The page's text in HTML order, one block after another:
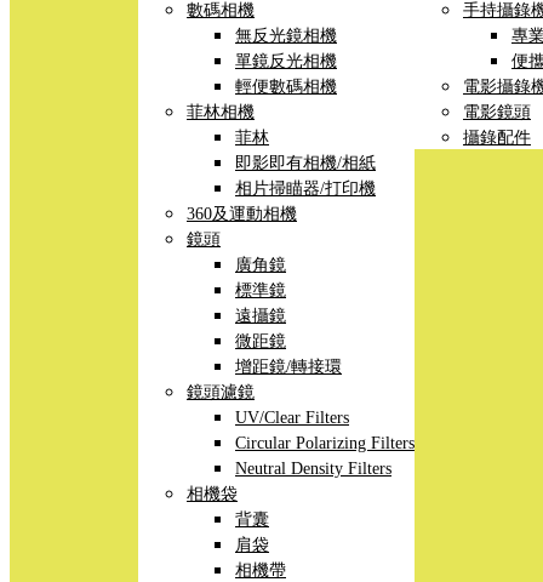
數碼相機
無反光鏡相機
單鏡反光相機
輕便數碼相機
菲林相機
菲林
即影即有相機/相紙
相片掃瞄器/打印機
360及運動相機
鏡頭
廣角鏡
標準鏡
遠攝鏡
微距鏡
增距鏡/轉接環
鏡頭濾鏡
UV/Clear Filters
Circular Polarizing Filters
Neutral Density Filters
相機袋
背囊
肩袋
相機帶
手持攝錄
專
便
電影攝錄
電影鏡頭
攝錄配件